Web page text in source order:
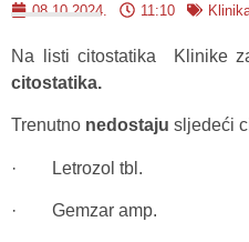
08.10.2024. 11:10
Na listi citostatika Klinike
citostatika.
Trenutno nedostaju sljedeći
· Letrozol tbl.
· Gemzar amp.